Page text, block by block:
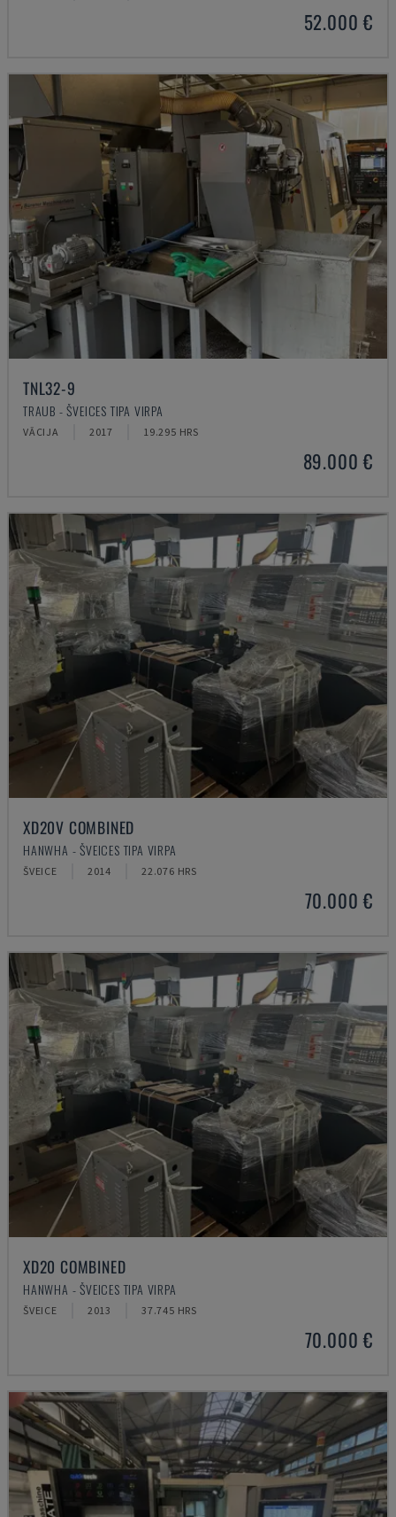
52.000 €
TNL32-9
TRAUB - ŠVEICES TIPA VIRPA
VĀCIJA 2017 19.295 HRS
89.000 €
XD20V COMBINED
HANWHA - ŠVEICES TIPA VIRPA
ŠVEICE 2014 22.076 HRS
70.000 €
XD20 COMBINED
HANWHA - ŠVEICES TIPA VIRPA
ŠVEICE 2013 37.745 HRS
70.000 €